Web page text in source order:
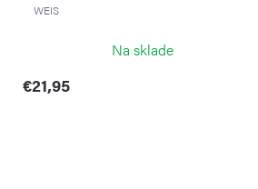
WEIS
Na sklade
€21,95